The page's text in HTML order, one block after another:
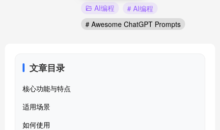
AI编程
# AI编程
# Awesome ChatGPT Prompts
文章目录
核心功能与特点
适用场景
如何使用